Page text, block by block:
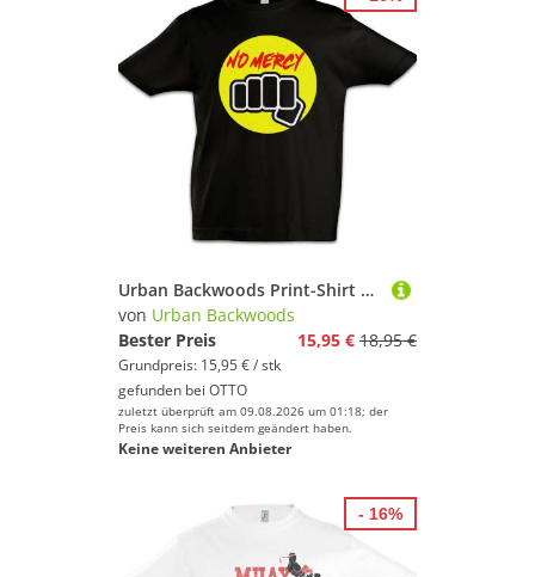
Urban Backwoods Print-Shirt Karate No Mercy Kinder T-Shirt Kid Tournament Turnier Logo Sign (1-tlg) Martial Arts Kampfkunst Cobra
von Urban Backwoods
Bester Preis
15,95 € 18,95 €
Grundpreis: 15,95 € / stk
gefunden bei OTTO
zuletzt überprüft am 09.08.2026 um 01:18; der
Preis kann sich seitdem geändert haben.
Keine weiteren Anbieter
- 16%